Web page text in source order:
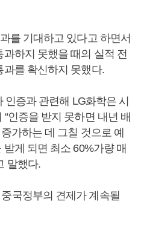
를 기대하고 있다고 하면서
하지 못했을 때의 실적 전
과를 확신하지 못했다.
인증과 관련해 LG화학은 시
인증을 받지 못하면 내년 배
가하는 데 그칠 것으로 예
게 되면 최소 60%가량 매
말했다.
국정부의 견제가 계속될